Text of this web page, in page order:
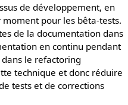
de développement, en
pour les bêta-tests.
de la documentation dans
en continu pendant
le refactoring
technique et donc réduire
tests et de corrections